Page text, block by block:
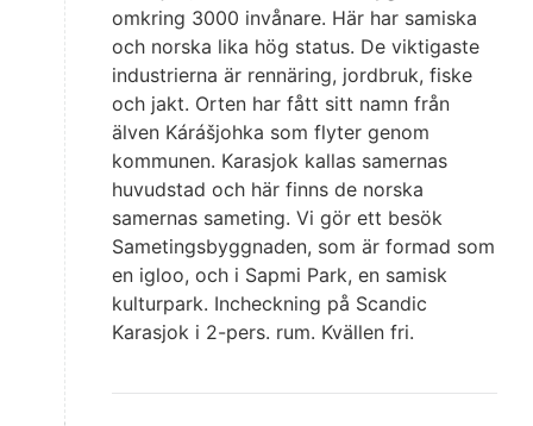
omkring 3000 invånare. Här har samiska
och norska lika hög status. De viktigaste
industrierna är rennäring, jordbruk, fiske
och jakt. Orten har fått sitt namn från
älven Kárášjohka som flyter genom
kommunen. Karasjok kallas samernas
huvudstad och här finns de norska
samernas sameting. Vi gör ett besök
Sametingsbyggnaden, som är formad som
en igloo, och i Sapmi Park, en samisk
kulturpark. Incheckning på Scandic
Karasjok i 2-pers. rum. Kvällen fri.